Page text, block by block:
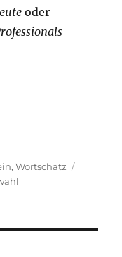
oder
,Wortschatz